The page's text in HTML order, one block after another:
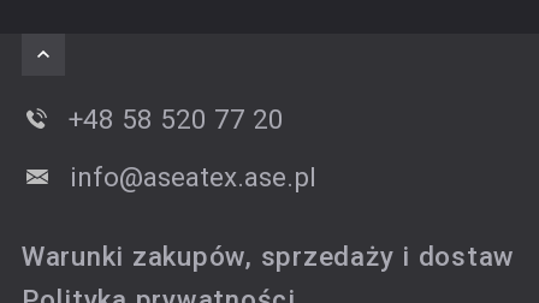
+48 58 520 77 20
info@aseatex.ase.pl
Warunki zakupów, sprzedaży i dostaw